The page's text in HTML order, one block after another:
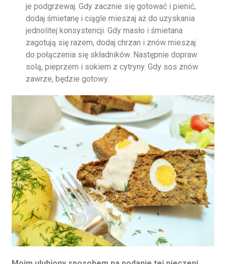
je podgrzewaj. Gdy zacznie się gotować i pienić,
dodaj śmietanę i ciągle mieszaj aż do uzyskania
jednolitej konsystencji. Gdy masło i śmietana
zagotują się razem, dodaj chrzan i znów mieszaj
do połączenia się składników. Następnie dopraw
solą, pieprzem i sokiem z cytryny. Gdy sos znów
zawrze, będzie gotowy.